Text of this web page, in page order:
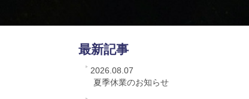
最新記事
2026.08.07
夏季休業のお知らせ